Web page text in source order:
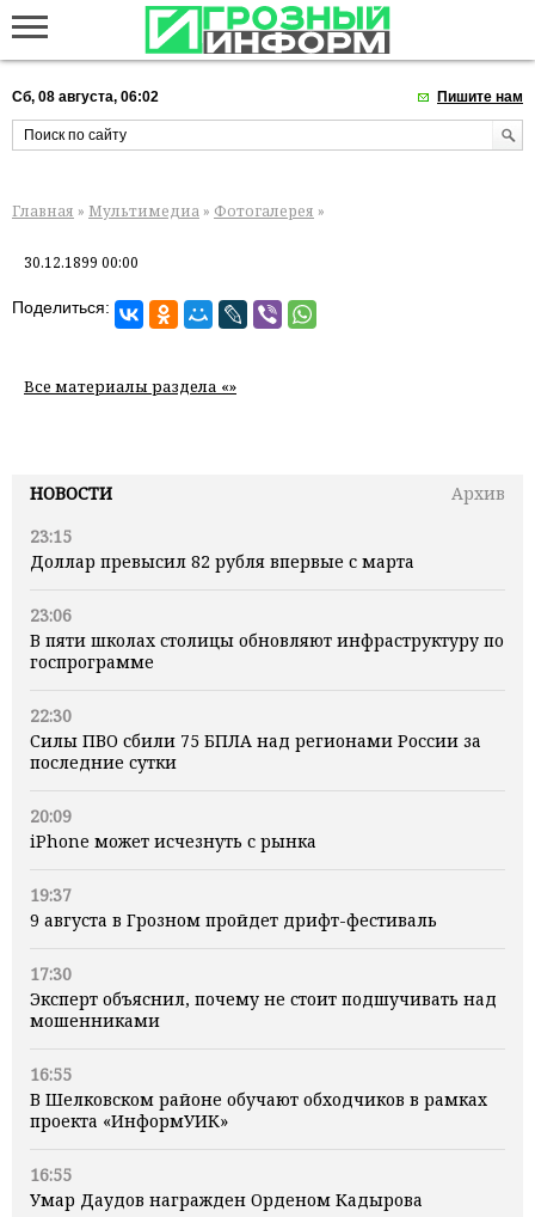
Сб, 08 августа, 06:02 Пишите нам
НОВОСТИ
Архив
23:15
Доллар превысил 82 рубля впервые с марта
23:06
В пяти школах столицы обновляют инфраструктуру по
госпрограмме
22:30
Силы ПВО сбили 75 БПЛА над регионами России за
последние сутки
20:09
iPhone может исчезнуть с рынка
19:37
9 августа в Грозном пройдет дрифт-фестиваль
17:30
Эксперт объяснил, почему не стоит подшучивать над
мошенниками
16:55
В Шелковском районе обучают обходчиков в рамках
проекта «ИнформУИК»
16:55
Умар Даудов награжден Орденом Кадырова
Главная » Мультимедиа » Фотогалерея »
30.12.1899 00:00
Поделиться:
Все материалы раздела «»